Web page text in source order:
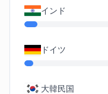
インド
ドイツ
大韓民国